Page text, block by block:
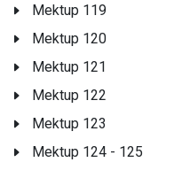
Mektup 119
Mektup 120
Mektup 121
Mektup 122
Mektup 123
Mektup 124 - 125